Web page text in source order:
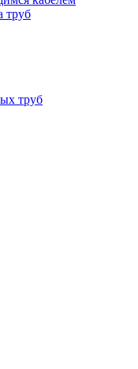
труб
труб